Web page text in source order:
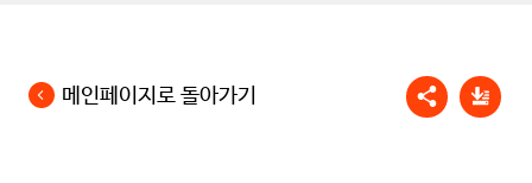
메인페이지로 돌아가기